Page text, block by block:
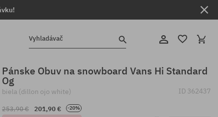
Vyhladávač
Pánske Obuv na snowboard Vans Hi Standard
Og
biela (dillon ojo white) ID 362437
253,90 € 201,90 € -20%